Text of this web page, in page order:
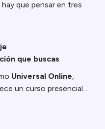
que pensar en tres
que buscas
Universal Online,
un curso presencial...